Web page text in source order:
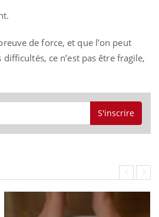
de force, et que l’on peut
ce n’est pas être fragile,
S'inscrire